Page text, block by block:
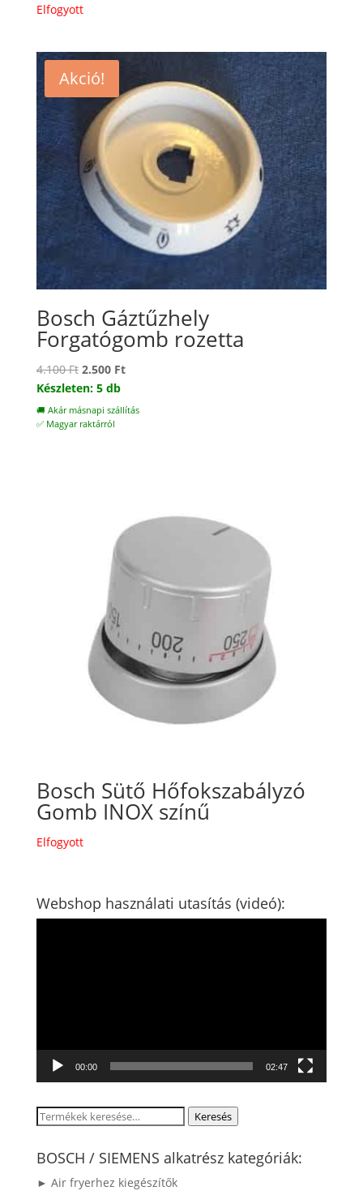
Elfogyott
Akció!
Bosch Gáztűzhely
Forgatógomb rozetta
4.100Ft Original
price
was:
4.100 Ft.
2.500 FtCurrent
is:
Készleten: 5 db
🚚 Akár másnapi szállítás
✅ Magyar raktárról
Bosch Sütő Hőfokszabályzó
Gomb INOX színű
Elfogyott
Webshop használati utasítás (videó):
00:00 02:47
Keresés
következőre:
Keresés
BOSCH / SIEMENS alkatrész kategóriák:
► Air fryerhez kiegészítők